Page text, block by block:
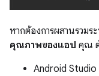
หากต้องการผสานรวม
คุณภาพของแอป คุณ
Android Studio